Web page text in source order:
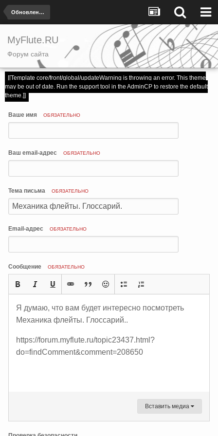
Обновления на сайте!
MyFlute.RU
Форум сайта
[[Template core/front/global/updateWarning is throwing an error. This theme
may be out of date. Run the support tool in the AdminCP to restore the default
theme.]]
Ваше имя ОБЯЗАТЕЛЬНО
Ваш email-адрес ОБЯЗАТЕЛЬНО
Тема письма ОБЯЗАТЕЛЬНО
Email-адрес ОБЯЗАТЕЛЬНО
Сообщение ОБЯЗАТЕЛЬНО
Я думаю, что вам будет интересно посмотреть
Механика флейты. Глоссарий..
https://forum.myflute.ru/topic23437.html?
do=findComment&comment=208650
Вставить медиа